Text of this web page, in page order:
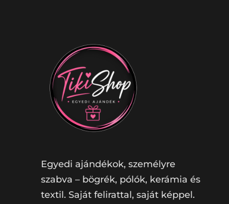
Egyedi ajándékok, személyre
szabva – bögrék, pólók, kerámia és
textil. Saját felirattal, saját képpel.